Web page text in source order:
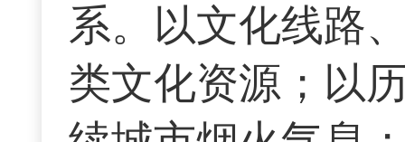
系。以文化线路
类文化资源；以